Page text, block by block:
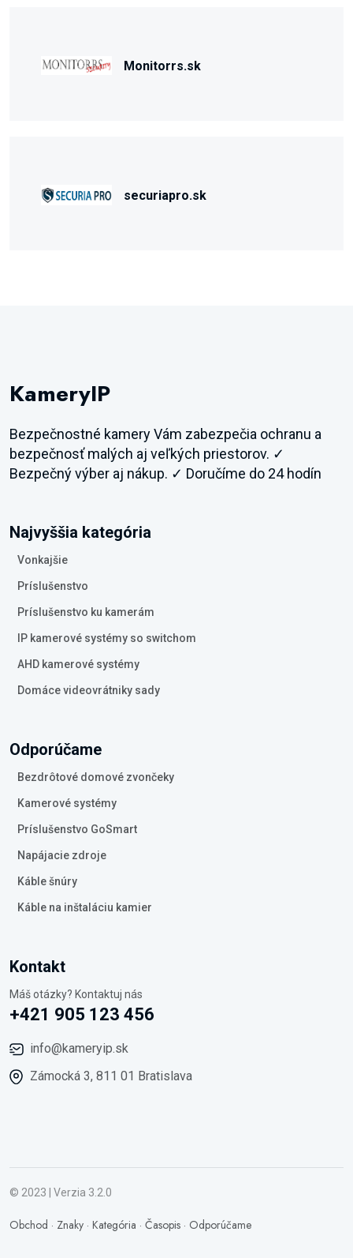
Monitorrs.sk
securiapro.sk
KameryIP
Bezpečnostné kamery Vám zabezpečia ochranu a
bezpečnosť malých aj veľkých priestorov. ✓
Bezpečný výber aj nákup. ✓ Doručíme do 24 hodín
Najvyššia kategória
Vonkajšie
Príslušenstvo
Príslušenstvo ku kamerám
IP kamerové systémy so switchom
AHD kamerové systémy
Domáce videovrátniky sady
Odporúčame
Bezdrôtové domové zvončeky
Kamerové systémy
Príslušenstvo GoSmart
Napájacie zdroje
Káble šnúry
Káble na inštaláciu kamier
Kontakt
Máš otázky? Kontaktuj nás
+421 905 123 456
info@kameryip.sk
Zámocká 3, 811 01 Bratislava
© 2023 | Verzia 3.2.0
Obchod · Znaky · Kategória · Časopis · Odporúčame